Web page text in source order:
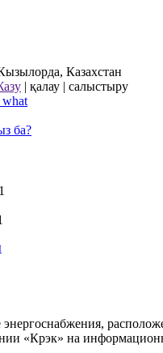
Казахстан
| қалау | салыстыру
ба?
1
энергоснабжения,
«Крэк» на